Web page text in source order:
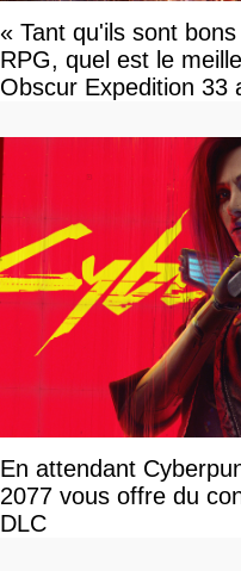
« Tant qu'ils sont
RPG, quel est le
Obscur Expedition 33
En attendant
2077 vous offre du
DLC